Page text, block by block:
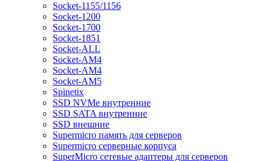
Socket-1155/1156
Socket-1200
Socket-1700
Socket-1851
Socket-ALL
Socket-AM4
Socket-AM4
Socket-AM5
Spinetix
SSD NVMe внутренние
SSD SATA внутренние
SSD внешние
Supermicro память для серверов
Supermicro серверные корпуса
SuperMicro сетевые адаптеры для серверов